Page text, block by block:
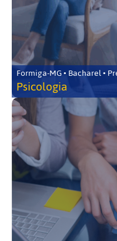
Formiga-MG • Bacharel •
Psicologia